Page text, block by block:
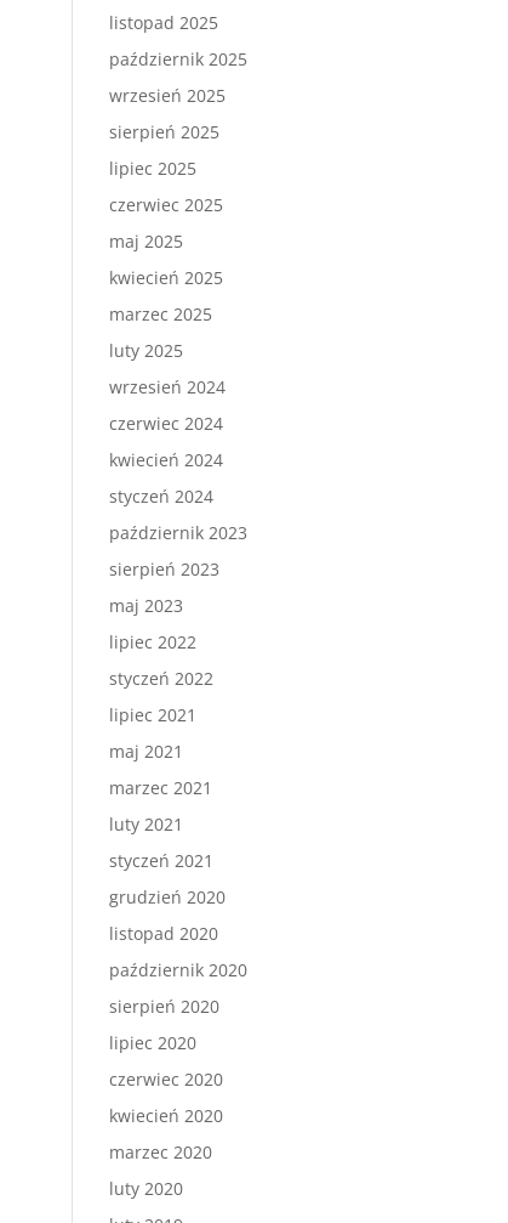
listopad 2025
październik 2025
wrzesień 2025
sierpień 2025
lipiec 2025
czerwiec 2025
maj 2025
kwiecień 2025
marzec 2025
luty 2025
wrzesień 2024
czerwiec 2024
kwiecień 2024
styczeń 2024
październik 2023
sierpień 2023
maj 2023
lipiec 2022
styczeń 2022
lipiec 2021
maj 2021
marzec 2021
luty 2021
styczeń 2021
grudzień 2020
listopad 2020
październik 2020
sierpień 2020
lipiec 2020
czerwiec 2020
kwiecień 2020
marzec 2020
luty 2020